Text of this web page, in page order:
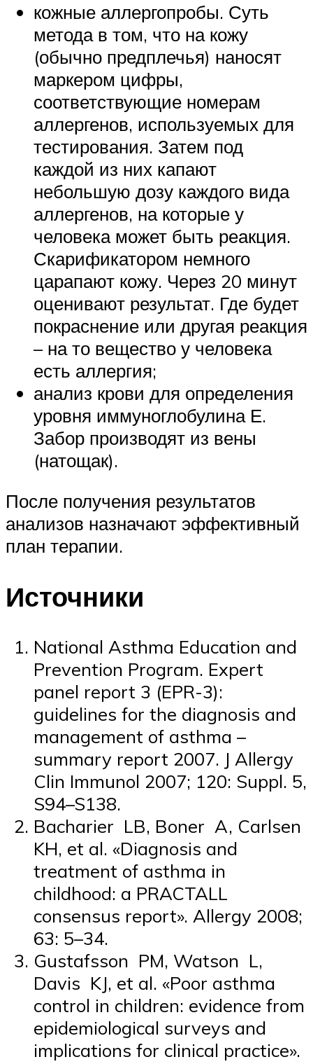
кожные аллергопробы. Суть
метода в том, что на кожу
(обычно предплечья) наносят
маркером цифры,
соответствующие номерам
аллергенов, используемых для
тестирования. Затем под
каждой из них капают
небольшую дозу каждого вида
аллергенов, на которые у
человека может быть реакция.
Скарификатором немного
царапают кожу. Через 20 минут
оценивают результат. Где будет
покраснение или другая реакция
– на то вещество у человека
есть аллергия;
анализ крови для определения
уровня иммуноглобулина Е.
Забор производят из вены
(натощак).
После получения результатов
анализов назначают эффективный
план терапии.
Источники
National Asthma Education and
Prevention Program. Expert
panel report 3 (EPR-3):
guidelines for the diagnosis and
management of asthma –
summary report 2007. J Allergy
Clin Immunol 2007; 120: Suppl. 5,
S94–S138.
Bacharier LB, Boner A, Carlsen
KH, et al. «Diagnosis and
treatment of asthma in
childhood: a PRACTALL
consensus report». Allergy 2008;
63: 5–34.
Gustafsson PM, Watson L,
Davis KJ, et al. «Poor asthma
control in children: evidence from
epidemiological surveys and
implications for clinical practice».